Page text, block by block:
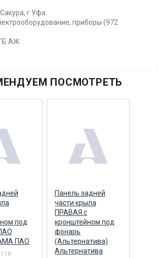
г.Уфа
приборы (972
АЖ
ПОСМОТРЕТЬ
под
ПАО
Панель задней
части крыла
ПРАВАЯ с
кронштейном под
фонарь
(Альтернатива)
Альтернатива